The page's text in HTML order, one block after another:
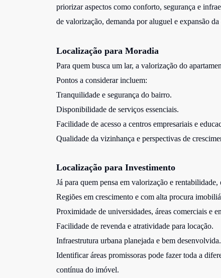
priorizar aspectos como conforto, segurança e
de valorização, demanda por aluguel e expansão
Localização para Moradia
Para quem busca um lar, a valorização do
Pontos a considerar incluem:
Tranquilidade e segurança do bairro.
Disponibilidade de serviços essenciais.
Facilidade de acesso a centros empresariais e
Qualidade da vizinhança e perspectivas de
Localização para Investimento
Já para quem pensa em valorização e
Regiões em crescimento e com alta procura
Proximidade de universidades, áreas comerciais e
Facilidade de revenda e atratividade para locação.
Infraestrutura urbana planejada e bem desenvolvida.
Identificar áreas promissoras pode fazer toda a
contínua do imóvel.